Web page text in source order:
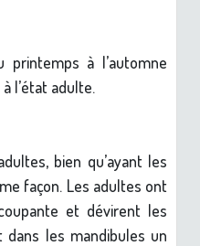
printemps à l’automne
l’état adulte.
bien qu’ayant les
façon. Les adultes ont
et dévirent les
les mandibules un